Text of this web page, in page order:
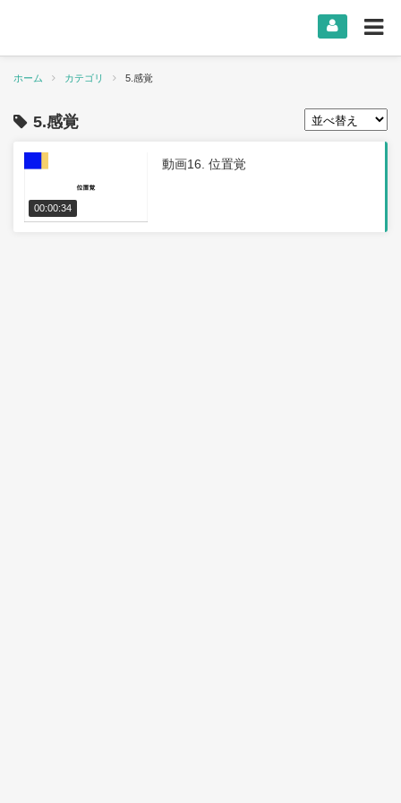
ホーム カテゴリ 5.感覚
5.感覚
動画16. 位置覚
00:00:34